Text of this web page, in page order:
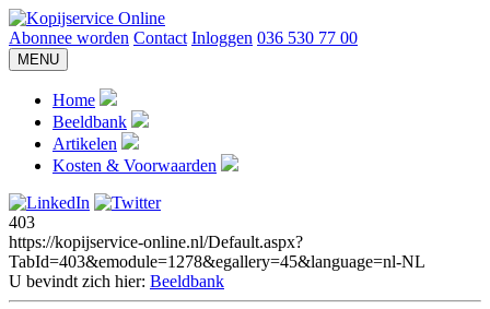
Abonnee worden Contact Inloggen 036 530 77 00
MENU
Home
Beeldbank
Artikelen
Kosten & Voorwaarden
403
https://kopijservice-online.nl/Default.aspx?
TabId=403&emodule=1278&egallery=45&language=nl-NL
U bevindt zich hier: Beeldbank